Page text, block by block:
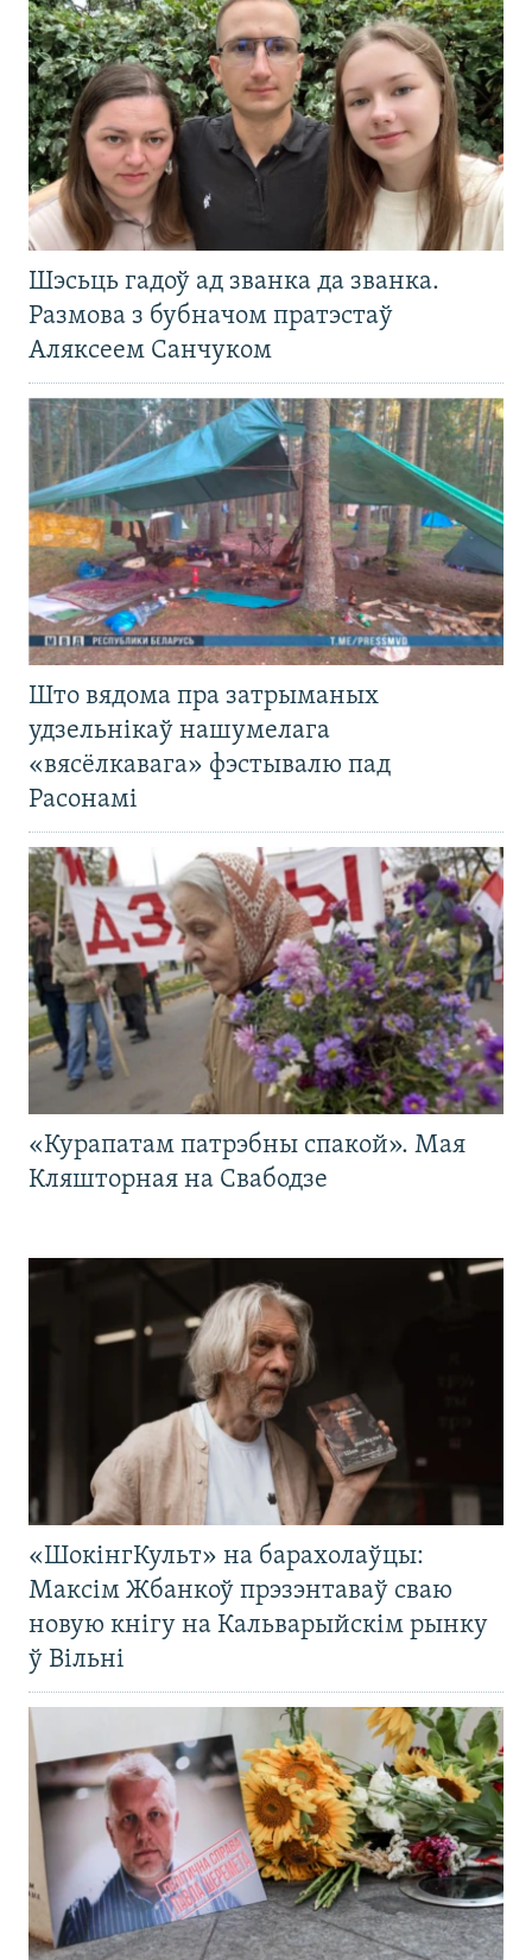
Шэсьць гадоў ад званка да званка.
Размова з бубначом пратэстаў
Аляксеем Санчуком
Што вядома пра затрыманых
удзельнікаў нашумелага
«вясёлкавага» фэстывалю пад
Расонамі
«Курапатам патрэбны спакой». Мая
Кляшторная на Свабодзе
«ШокінгКульт» на барахолаўцы:
Максім Жбанкоў прэзэнтаваў сваю
новую кнігу на Кальварыйскім рынку
ў Вільні